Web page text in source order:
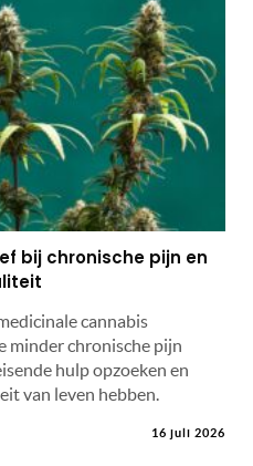
bij chronische pijn en
cannabis
minder chronische pijn
hulp opzoeken en
van leven hebben.
16 juli 2026